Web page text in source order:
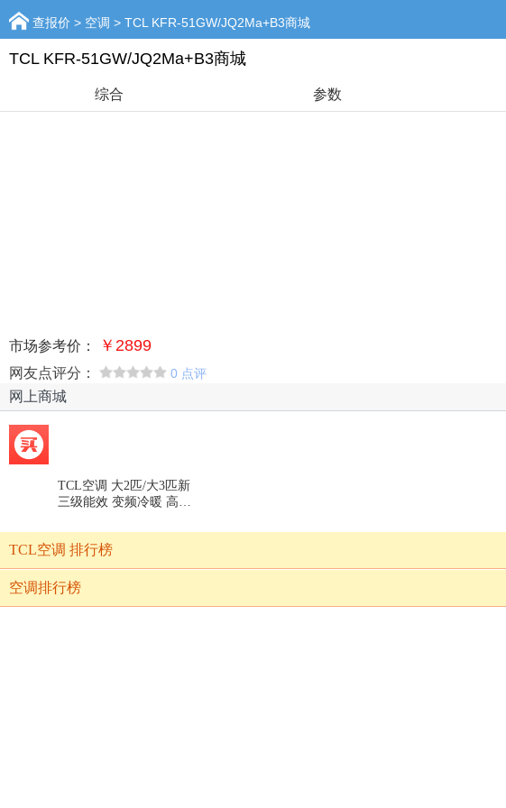
查报价 > 空调 > TCL KFR-51GW/JQ2Ma+B3商城
TCL KFR-51GW/JQ2Ma+B3商城
综合 参数
市场参考价： ￥2899
网友点评分： 0 点评
网上商城
TCL空调 大2匹/大3匹新
三级能效 变频冷暖 高温
壁挂式 小客厅空调挂机
KFR-51GW/JQ2Ma+B3
TCL空调 排行榜
空调排行榜